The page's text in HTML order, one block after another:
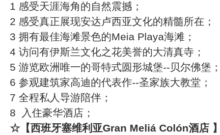
1 感受天涯海角的自然震撼；
2 感受真正展现安达卢西亚文化的精髓所在；
3 拥有最佳海滩景色的Meia Playa海滩；
4 访问有伊斯兰文化之花美誉的大清真寺；
5 游览欧洲唯一的哥特式圆形城堡--贝尔佛堡
6 参观建筑家高迪的代表作--圣家族大教堂；
7 全程私人导游陪伴；
8 入住豪华酒店；
☆【西班牙塞维利亚Gran Meliá Colón酒店